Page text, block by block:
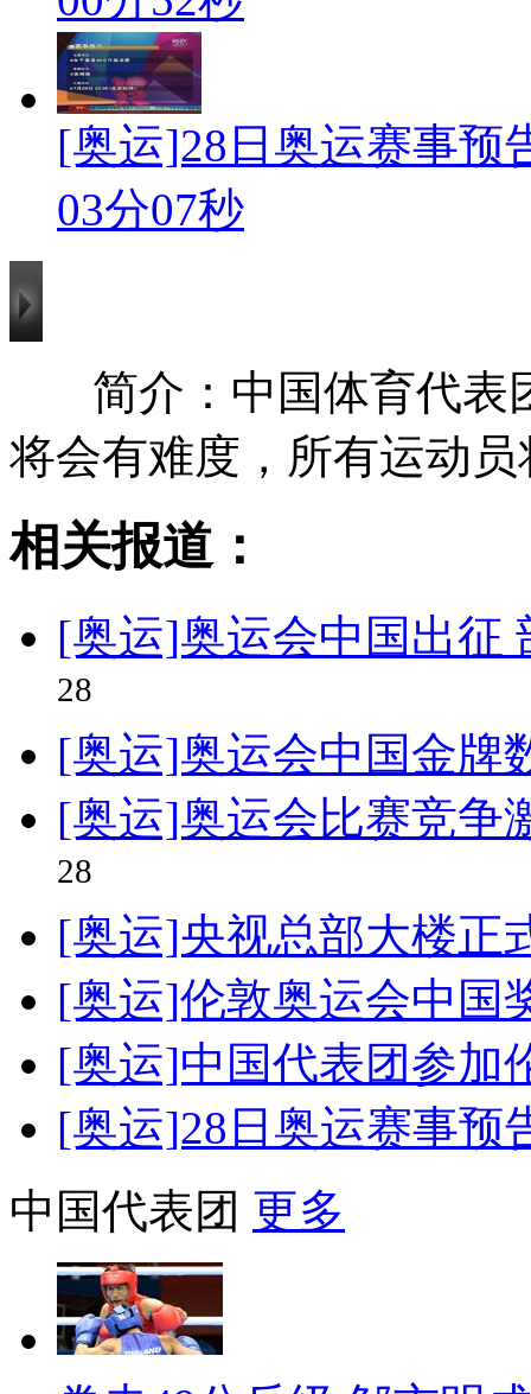
[奥运]28日奥运赛事预
03分07秒
简介：中国体育代表
将会有难度，所有运动
相关报道：
[奥运]奥运会中国出征
28
[奥运]奥运会中国金牌
[奥运]奥运会比赛竞争
28
[奥运]央视总部大楼正
[奥运]伦敦奥运会中国
[奥运]中国代表团参加
[奥运]28日奥运赛事预
中国代表团 更多